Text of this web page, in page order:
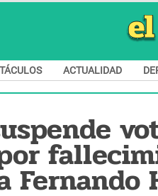
ACTUALIDAD
Fernando